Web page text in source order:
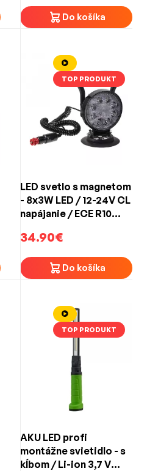
Do košíka
TOP PRODUKT
LED svetlo s magnetom
- 8x3W LED / 12-24V CL
napájanie / ECE R10
34.90€
Do košíka
TOP PRODUKT
AKU LED profi
montážne svietidlo - s
kĺbom / Li-ion 3,7 V